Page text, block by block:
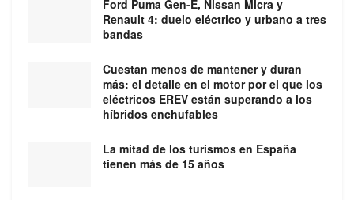
Ford Puma Gen-E, Nissan Micra y
Renault 4: duelo eléctrico y urbano a tres
bandas
Cuestan menos de mantener y duran
más: el detalle en el motor por el que los
eléctricos EREV están superando a los
híbridos enchufables
La mitad de los turismos en España
tienen más de 15 años